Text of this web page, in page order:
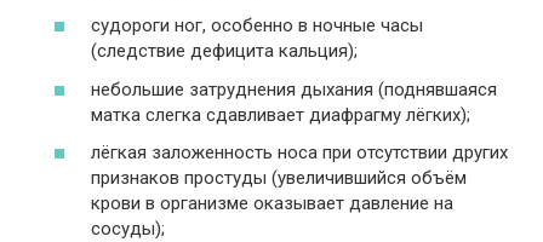
судороги ног, особенно в ночные часы
(следствие дефицита кальция);
небольшие затруднения дыхания (поднявшаяся
матка слегка сдавливает диафрагму лёгких);
лёгкая заложенность носа при отсутствии других
признаков простуды (увеличившийся объём
крови в организме оказывает давление на
сосуды);